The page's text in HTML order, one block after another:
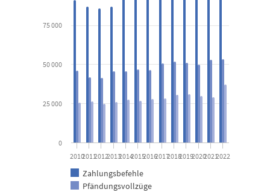
Zahlungsbefehle
Pfändungsvollzüge
2010201120122013201420152016201720182019202020212022
0
25 000
50 000
75 000